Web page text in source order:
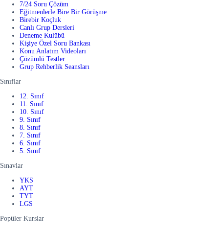
7/24 Soru Çözüm
Eğitmenlerle Bire Bir Görüşme
Birebir Koçluk
Canlı Grup Dersleri
Deneme Kulübü
Kişiye Özel Soru Bankası
Konu Anlatım Videoları
Çözümlü Testler
Grup Rehberlik Seansları
Sınıflar
12. Sınıf
11. Sınıf
10. Sınıf
9. Sınıf
8. Sınıf
7. Sınıf
6. Sınıf
5. Sınıf
Sınavlar
YKS
AYT
TYT
LGS
Popüler Kurslar